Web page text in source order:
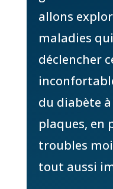
allons
maladies
déclencher
du diabète
plaques, en
troubles
tout aussi